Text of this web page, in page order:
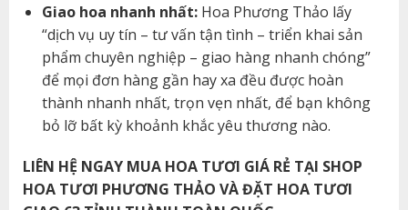
Giao hoa nhanh nhất:Hoa Phương Thảo lấy
“dịch vụ uy tín – tư vấn tận tình – triển khai sản
phẩm chuyên nghiệp – giao hàng nhanh chóng”
để mọi đơn hàng gần hay xa đều được hoàn
thành nhanh nhất, trọn vẹn nhất, để bạn không
bỏ lỡ bất kỳ khoảnh khắc yêu thương nào.
LIÊN HỆ NGAY MUA HOA TƯƠI GIÁ RẺ TẠI SHOP
HOA TƯƠI PHƯƠNG THẢO VÀ ĐẶT HOA TƯƠI